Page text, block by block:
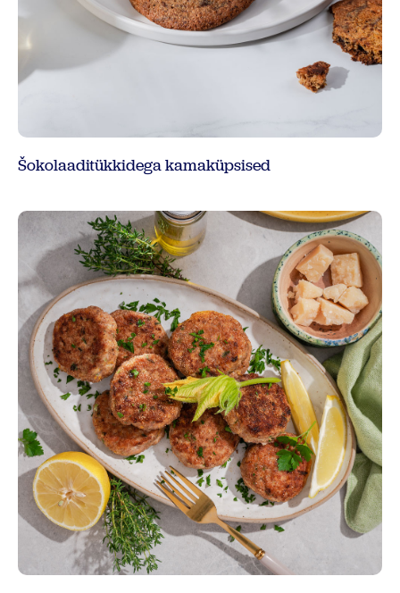
Šokolaaditükkidega kamaküpsised